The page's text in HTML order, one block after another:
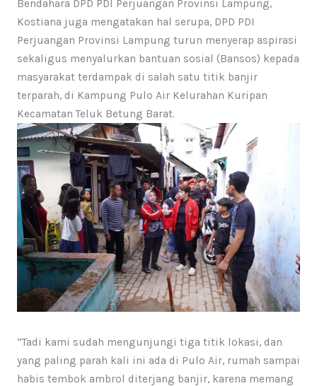
Bendahara DPD PDI Perjuangan Provinsi Lampung,
Kostiana juga mengatakan hal serupa, DPD PDI
Perjuangan Provinsi Lampung turun menyerap aspirasi
sekaligus menyalurkan bantuan sosial (Bansos) kepada
masyarakat terdampak di salah satu titik banjir
terparah, di Kampung Pulo Air Kelurahan Kuripan
Kecamatan Teluk Betung Barat.
“Tadi kami sudah mengunjungi tiga titik lokasi, dan
yang paling parah kali ini ada di Pulo Air, rumah sampai
habis tembok ambrol diterjang banjir, karena memang